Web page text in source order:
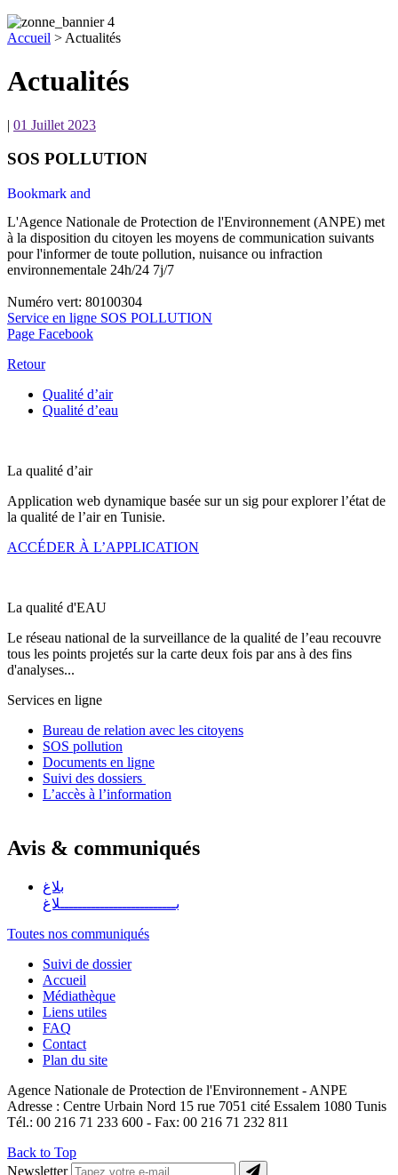
Accueil > Actualités
Actualités
| 01 Juillet 2023
SOS POLLUTION
L'Agence Nationale de Protection de l'Environnement (ANPE) met
à la disposition du citoyen les moyens de communication suivants
pour l'informer de toute pollution, nuisance ou infraction
environnementale 24h/24 7j/7
Numéro vert: 80100304
Service en ligne SOS POLLUTION
Page Facebook
Retour
Qualité d’air
Qualité d’eau
La qualité d’air
Application web dynamique basée sur un sig pour explorer l’état de
la qualité de l’air en Tunisie.
ACCÉDER À L’APPLICATION
La qualité d'EAU
Le réseau national de la surveillance de la qualité de l’eau recouvre
tous les points projetés sur la carte deux fois par ans à des fins
d'analyses...
Services en ligne
Bureau de relation avec les citoyens
SOS pollution
Documents en ligne
Suivi des dossiers
L’accès à l’information
Avis & communiqués
بلاغ
بــــــــــــــــــــــــــلاغ
Toutes nos communiqués
Suivi de dossier
Accueil
Médiathèque
Liens utiles
FAQ
Contact
Plan du site
Agence Nationale de Protection de l'Environnement - ANPE
Adresse : Centre Urbain Nord 15 rue 7051 cité Essalem 1080 Tunis
Tél.: 00 216 71 233 600 - Fax: 00 216 71 232 811
Back to Top
Newsletter